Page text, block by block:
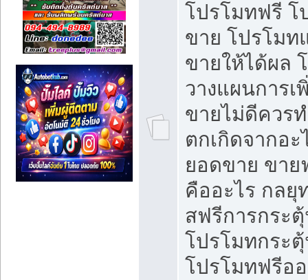
โปรโมทฟรี โ
ขาย โปรโมท
ขายให้ได้ผล
วางแผนการ
ขายไม่ดีควร
ตกเกิดจากอะ
ยอดขาย ขาย
คืออะไร กลยุ
สฟรีการกระ
โปรโมทกระ
โปรโมทฟรีอ